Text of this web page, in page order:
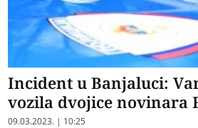
Incident u Banjaluci:
vozila dvojice novinara
09.03.2023. | 10:25